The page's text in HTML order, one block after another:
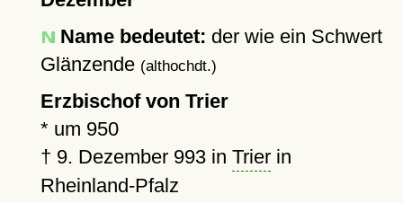
Name bedeutet: der wie ein Schwert
Glänzende (althochdt.)
Erzbischof von Trier
* um 950
† 9. Dezember 993in Trierin
Rheinland-Pfalz